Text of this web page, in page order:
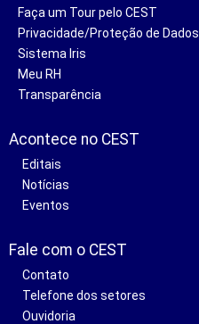
Faça um Tour pelo CEST
Privacidade/Proteção de Dados
Sistema Iris
Meu RH
Transparência
Acontece no CEST
Editais
Notícias
Eventos
Fale com o CEST
Contato
Telefone dos setores
Ouvidoria